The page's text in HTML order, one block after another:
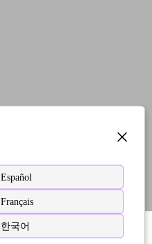
Español
Français
한국어